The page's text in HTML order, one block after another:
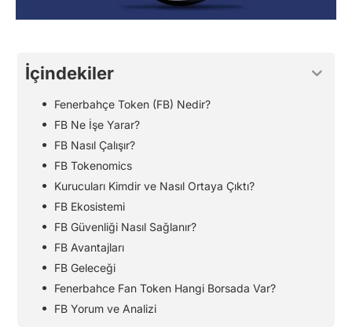
İçindekiler
Fenerbahçe Token (FB) Nedir?
FB Ne İşe Yarar?
FB Nasıl Çalışır?
FB Tokenomics
Kurucuları Kimdir ve Nasıl Ortaya Çıktı?
FB Ekosistemi
FB Güvenliği Nasıl Sağlanır?
FB Avantajları
FB Geleceği
Fenerbahce Fan Token Hangi Borsada Var?
FB Yorum ve Analizi